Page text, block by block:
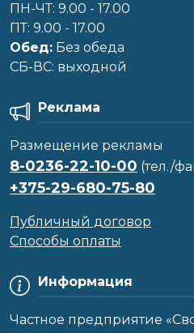
ПН-ЧТ: 9.00 - 17.00
ПТ: 9.00 - 17.00
Обед: Без обеда
CБ-ВС: выходной
Информация
Частное предприятие
Реклама
Размещение рекламы
8-0236-22-10-00 (тел./
+375-29-680-75-80
Публичный договор
Способы оплаты